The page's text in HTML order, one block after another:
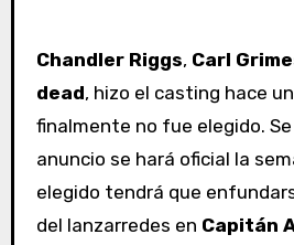
Chandler Riggs, Carl
dead, hizo el casting hace
finalmente no fue elegido.
anuncio se hará oficial la
elegido tendrá que
del lanzarredes en Capitán